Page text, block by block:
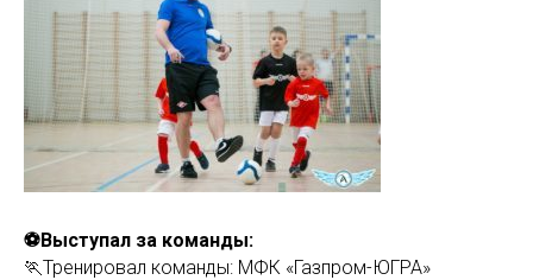
⚽Выступал за команды:
🏃Тренировал команды: МФК «Газпром-ЮГРА»